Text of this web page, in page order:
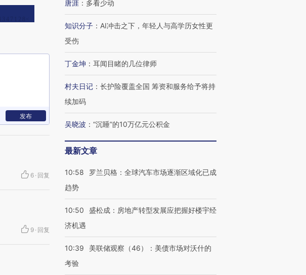
发布
6 · 回复
9 · 回复
唐涯 ： 多看少动
知识分子 ： AI冲击之下，年轻人与高学历女性更
受伤
丁金坤 ： 耳闻目睹的几位律师
村夫日记 ： 长护险覆盖全国 筹资和服务给予将持
续加码
吴晓波 ： “沉睡”的10万亿元公积金
最新文章
10:58
罗兰贝格：全球汽车市场逐渐区域化已成
趋势
10:50
盛松成：房地产转型发展应把握好楼宇经
济机遇
10:39
美联储观察（46）：美债市场对沃什的
考验